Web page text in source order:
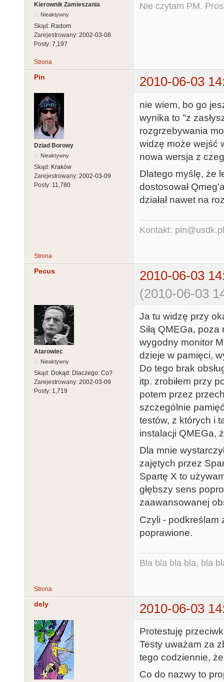
Kierownik Zamieszania
Nieaktywny
Skąd: Radom
Zarejestrowany: 2002-03-08
Posty: 7,197
Nie czytam PM.
Strona
Pin 2010-06-03
Dziad Borowy
Nieaktywny
Skąd: Kraków
Zarejestrowany: 2002-03-09
Posty: 11,780
nie wiem, bo go
wynika to "z
rozgrzebywania
widzę może wejść
nowa wersja z
Dlatego myślę, że
dostosował
działał nawet na
Kontakt: pin@usdk.pl
Strona
Pecus
2010-06-03
(2010-06-03
Atarowiec
Nieaktywny
Skąd: Dokąd: Dlaczego: Co?
Zarejestrowany: 2002-03-09
Posty: 1,719
Ja tu widzę przy
Siłą QMEGa,
wygodny monitor
dzieje w pamięci,
Do tego brak
itp. zrobiłem przy
potem przez
szczególnie
testów, z których i
instalacji QMEGa,
Dla mnie
zajętych przez
Spartę X to
głębszy sens
zaawansowanej
Czyli - podkreślam
poprawione.
Bla bla bla bla, bla
Strona
dely 2010-06-03
Protestuję
Testy uważam za
tego codziennie,
Co do nazwy to